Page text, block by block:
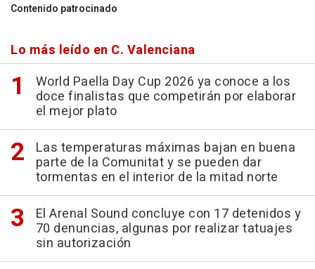
Contenido patrocinado
Lo más leído en C. Valenciana
World Paella Day Cup 2026 ya conoce a los
doce finalistas que competirán por elaborar
el mejor plato
Las temperaturas máximas bajan en buena
parte de la Comunitat y se pueden dar
tormentas en el interior de la mitad norte
El Arenal Sound concluye con 17 detenidos y
70 denuncias, algunas por realizar tatuajes
sin autorización